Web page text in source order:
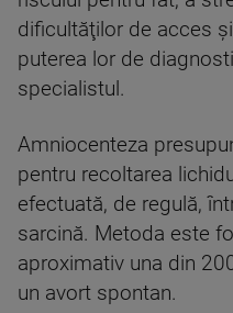
dificultăţilor de acces
puterea lor de
specialistul.
Amniocenteza
pentru recoltarea
efectuată, de regulă,
sarcină. Metoda este
aproximativ una din
un avort spontan.